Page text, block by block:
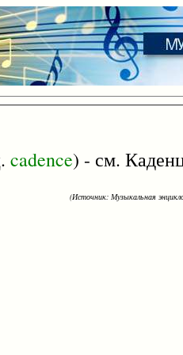
cadence) - см.
(Источник: Музыкальная